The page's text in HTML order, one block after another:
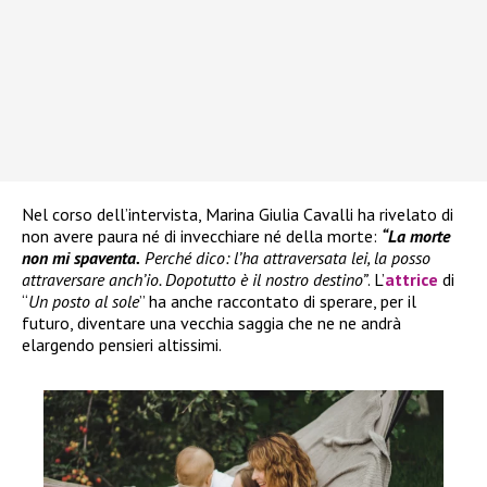
Nel corso dell’intervista, Marina Giulia Cavalli ha rivelato di
non avere paura né di invecchiare né della morte: “La morte
non mi spaventa. Perché dico: l’ha attraversata lei, la posso
attraversare anch’io. Dopotutto è il nostro destino”. L’attrice di
“Un posto al sole” ha anche raccontato di sperare, per il
futuro, diventare una vecchia saggia che ne ne andrà
elargendo pensieri altissimi.